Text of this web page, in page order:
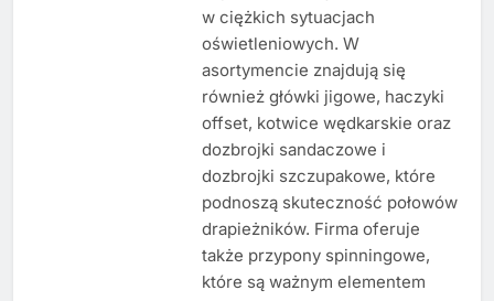
w ciężkich sytuacjach
oświetleniowych. W
asortymencie znajdują się
również główki jigowe, haczyki
offset, kotwice wędkarskie oraz
dozbrojki sandaczowe i
dozbrojki szczupakowe, które
podnoszą skuteczność połowów
drapieżników. Firma oferuje
także przypony spinningowe,
które są ważnym elementem